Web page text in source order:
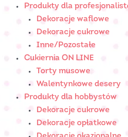
Produkty dla
Dekoracje waflowe
Dekoracje cukrowe
Inne/Pozostałe
Cukiernia ON LINE
Torty musowe
Walentynkowe desery
Produkty dla hobbystów
Dekoracje cukrowe
Dekoracje opłatkowe